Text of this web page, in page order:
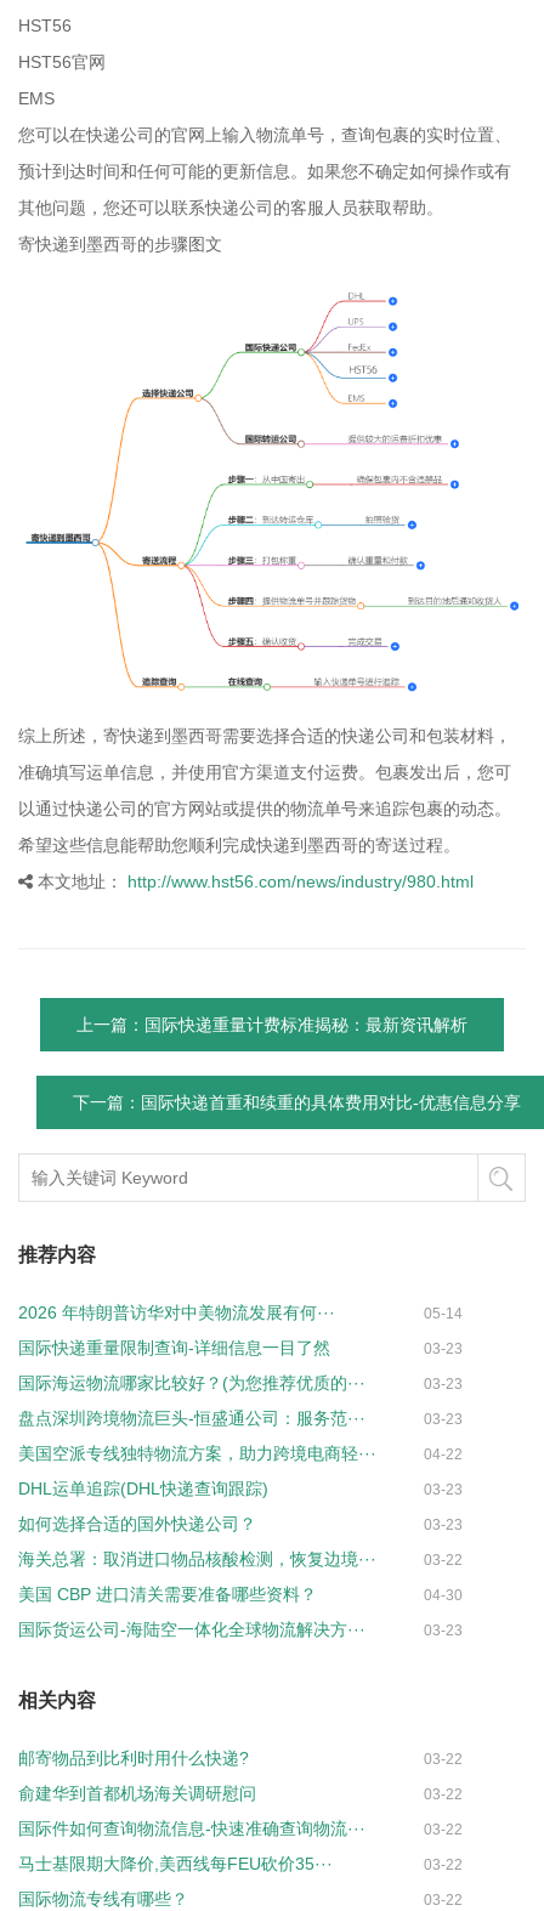
HST56
HST56官网
EMS
您可以在快递公司的官网上输入物流单号，查询包裹的实时位置、
预计到达时间和任何可能的更新信息。如果您不确定如何操作或有
其他问题，您还可以联系快递公司的客服人员获取帮助。
寄快递到墨西哥的步骤图文
综上所述，寄快递到墨西哥需要选择合适的快递公司和包装材料，
准确填写运单信息，并使用官方渠道支付运费。包裹发出后，您可
以通过快递公司的官方网站或提供的物流单号来追踪包裹的动态。
希望这些信息能帮助您顺利完成快递到墨西哥的寄送过程。
本文地址：
http://www.hst56.com/news/industry/980.html
上一篇：国际快递重量计费标准揭秘：最新资讯解析
下一篇：国际快递首重和续重的具体费用对比-优惠信息分享
推荐内容
2026 年特朗普访华对中美物流发展有何··· 05-14
国际快递重量限制查询-详细信息一目了然 03-23
国际海运物流哪家比较好？(为您推荐优质的··· 03-23
盘点深圳跨境物流巨头-恒盛通公司：服务范··· 03-23
美国空派专线独特物流方案，助力跨境电商轻··· 04-22
DHL运单追踪(DHL快递查询跟踪) 03-23
如何选择合适的国外快递公司？ 03-23
海关总署：取消进口物品核酸检测，恢复边境··· 03-22
美国 CBP 进口清关需要准备哪些资料？ 04-30
国际货运公司-海陆空一体化全球物流解决方··· 03-23
相关内容
邮寄物品到比利时用什么快递? 03-22
俞建华到首都机场海关调研慰问 03-22
国际件如何查询物流信息-快速准确查询物流··· 03-22
马士基限期大降价,美西线每FEU砍价35··· 03-22
国际物流专线有哪些？ 03-22